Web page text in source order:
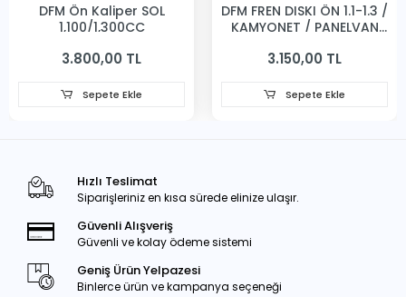
DFM Ön Kaliper SOL
1,100/1,300CC
3.800,00 TL
Sepete Ekle
DFM FREN DISKI ÖN 1.1-1.3 /
KAMYONET / PANELVAN
3.150,00 TL
Sepete Ekle
Hızlı Teslimat
Siparişleriniz en kısa sürede elinize ulaşır.
Güvenli Alışveriş
Güvenli ve kolay ödeme sistemi
Geniş Ürün Yelpazesi
Binlerce ürün ve kampanya seçeneği